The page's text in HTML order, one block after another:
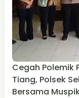
Cegah Polemik
Tiang, Polsek
Bersama